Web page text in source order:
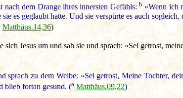
nach dem Drange ihres innersten Gefühls: b »Wenn ich
es geglaubt hatte. Und sie verspürte es auch
Matthäus.14,36)
sich Jesus um und sah sie und sprach: »Sei getrost,
sprach zu dem Weibe: »Sei getrost, Meine Tochter,
blieb fortan gesund. (a Matthäus.09,22)